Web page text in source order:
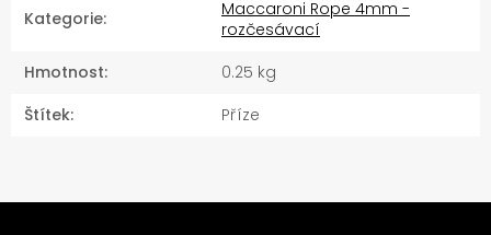
Kategorie:
Maccaroni Rope 4mm -
rozčesávací
Hmotnost:
0.25 kg
Štítek: Příze